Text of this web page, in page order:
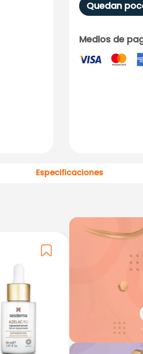
Quedan
Medios de
Especificaciones